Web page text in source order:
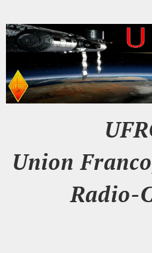
Union
Radio-